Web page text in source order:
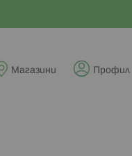
Профил
Магазини